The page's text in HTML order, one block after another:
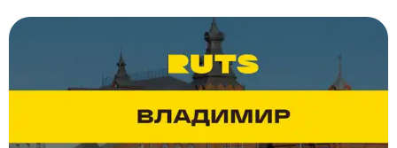
честь какой княгини получил он свое имя и какие
святыни хранит. Потайными тропами, мимо старинных
особнячков и храмов выйдем к не менее древнему
Богроодице-рождественскому монастырю, заглянем
тропе вдоль его стен, откуда открывается
великолепный вид, вернемся в сердце города - к